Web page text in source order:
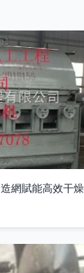
網賦能高效干燥